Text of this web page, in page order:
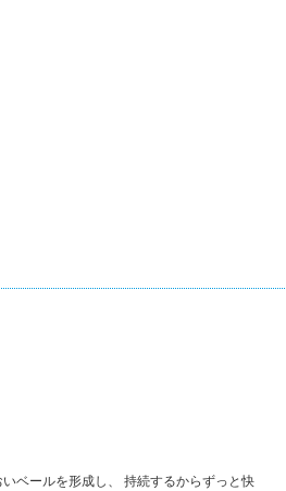
ベールを形成し、 持続するからずっと快